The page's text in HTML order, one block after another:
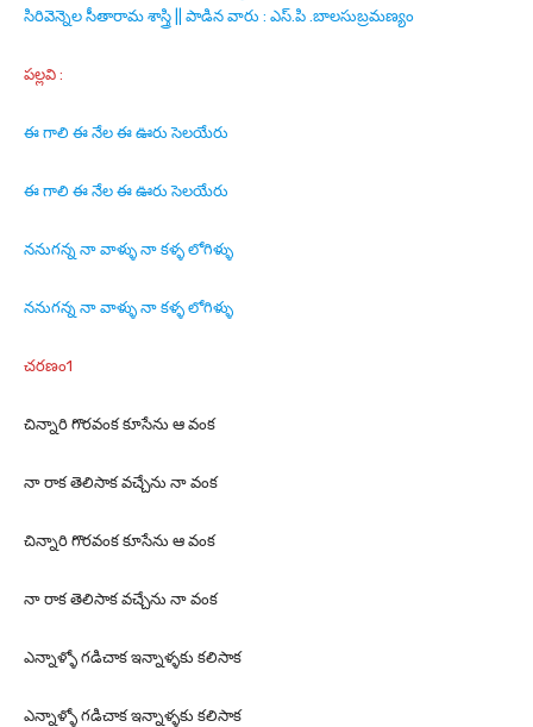
సిరివెన్నెల సీతారామ శాస్త్రి || పాడిన వారు : ఎస్.పి .బాలసుబ్రమణ్యం
పల్లవి :
ఈ గాలి ఈ నేల ఈ ఊరు సెలయేరు
ఈ గాలి ఈ నేల ఈ ఊరు సెలయేరు
ననుగన్న నా వాళ్ళు నా కళ్ళ లోగిళ్ళు
ననుగన్న నా వాళ్ళు నా కళ్ళ లోగిళ్ళు
చరణం1
చిన్నారి గొరవంక కూసేను ఆ వంక
నా రాక తెలిసాక వచ్చేను నా వంక
చిన్నారి గొరవంక కూసేను ఆ వంక
నా రాక తెలిసాక వచ్చేను నా వంక
ఎన్నాళ్ళో గడిచాక ఇన్నాళ్ళకు కలిసాక
ఎన్నాళ్ళో గడిచాక ఇన్నాళ్ళకు కలిసాక